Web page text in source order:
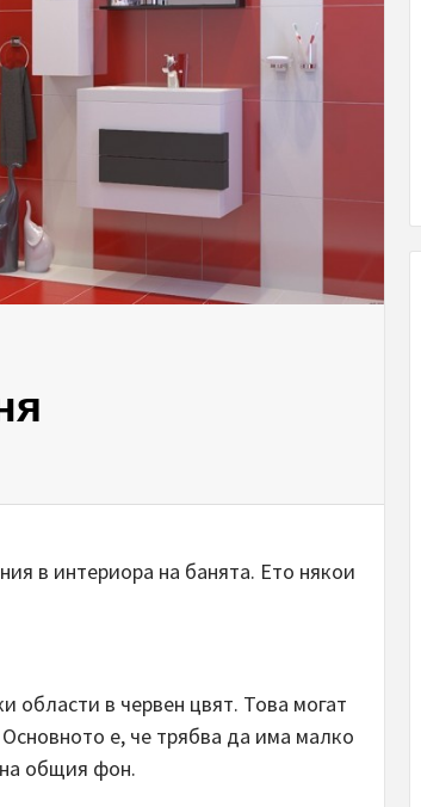
в интериора на банята. Ето някои
области в червен цвят. Това могат
е, че трябва да има малко
общия фон.